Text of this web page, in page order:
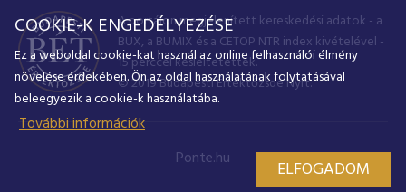
A portálon megjelenített kereskedési adatok - a
BUX, a BUMIX és a CETOP NTR index kivételével -
15 perccel késleltetettek.
© 2019 Budapesti Értéktőzsde Nyrt.
Ponte.hu
COOKIE-K ENGEDÉLYEZÉSE
Ez a weboldal cookie-kat használ az online felhasználói élmény
növelése érdekében. Ön az oldal használatának folytatásával
beleegyezik a cookie-k használatába.
További információk
ELFOGADOM